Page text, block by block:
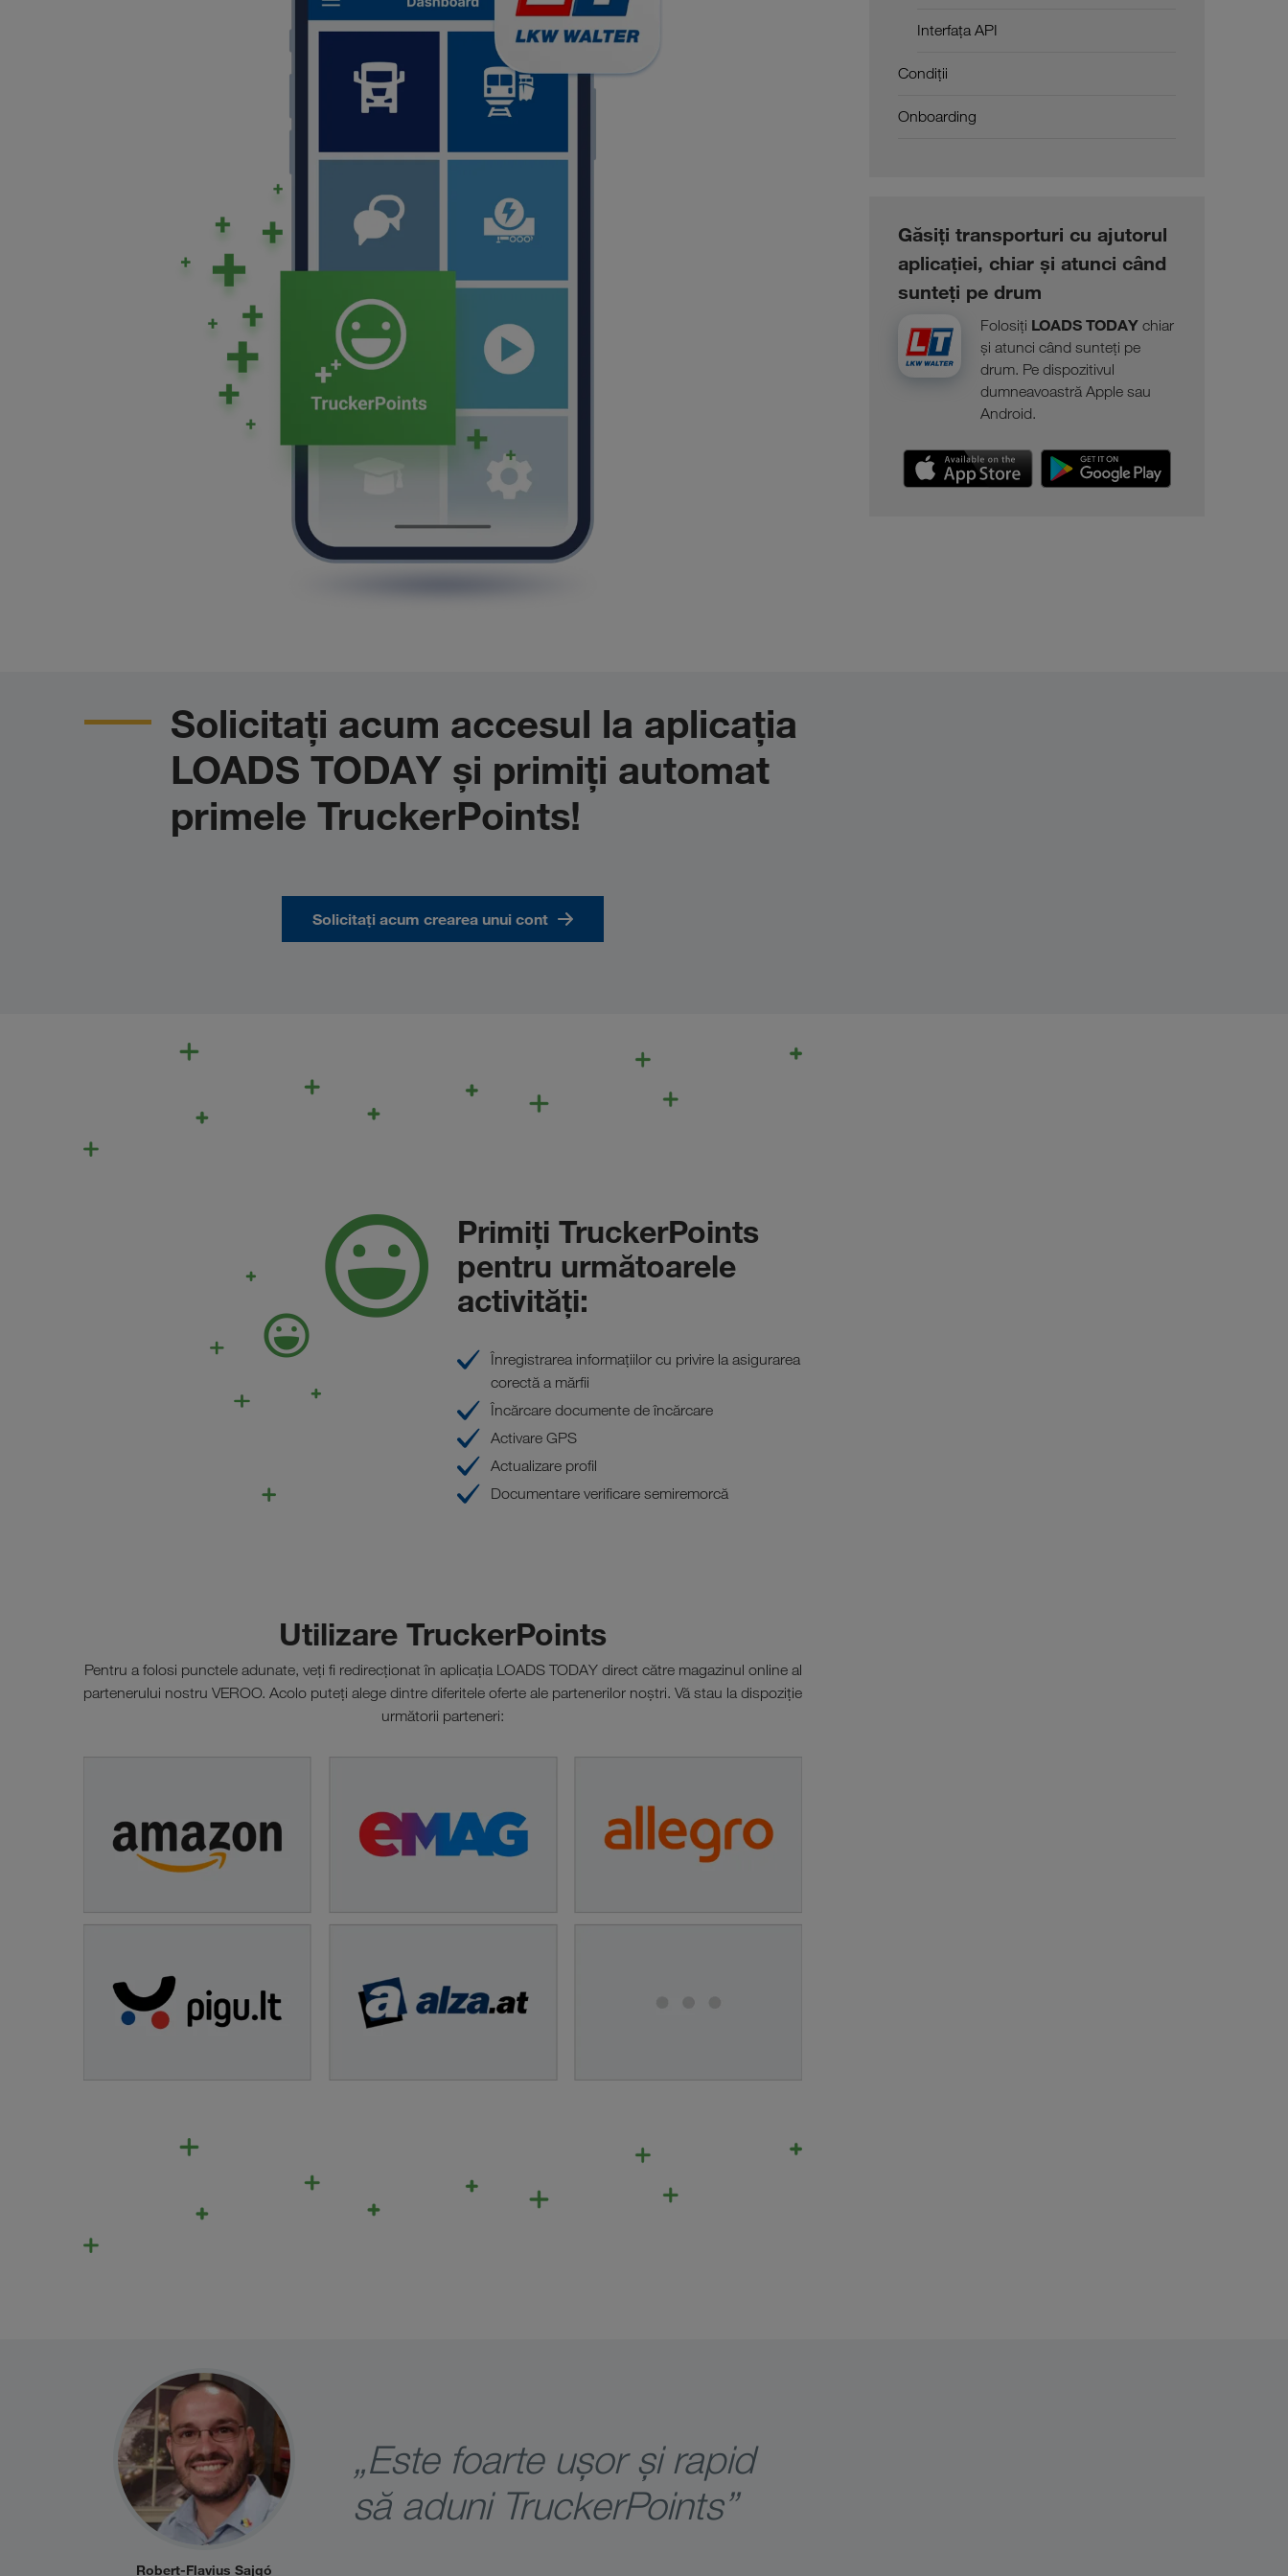
Solicitați acum accesul la aplicația
LOADS TODAY și primiți automat
primele TruckerPoints!
Solicitați acum crearea unui cont
Primiți TruckerPoints
pentru următoarele
activități:
Înregistrarea informațiilor cu privire la asigurarea
corectă a mărfii
Încărcare documente de încărcare
Activare GPS
Actualizare profil
Documentare verificare semiremorcă
Utilizare TruckerPoints
Pentru a folosi punctele adunate, veți fi redirecționat în aplicația LOADS TODAY direct către magazinul online al
partenerului nostru VEROO. Acolo puteți alege dintre diferitele oferte ale partenerilor noștri. Vă stau la dispoziție
următorii parteneri:
Robert-Flavius Sajgó
„Este foarte ușor și rapid
să aduni TruckerPoints”
Interfața API
Condiții
Onboarding
Găsiți transporturi cu ajutorul
aplicației, chiar și atunci când
sunteți pe drum
Folosiți LOADS TODAY chiar
și atunci când sunteți pe
drum. Pe dispozitivul
dumneavoastră Apple sau
Android.